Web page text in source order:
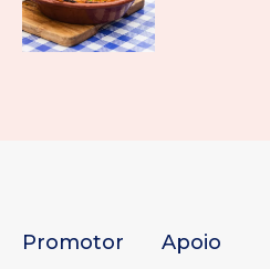
Promotor Apoio